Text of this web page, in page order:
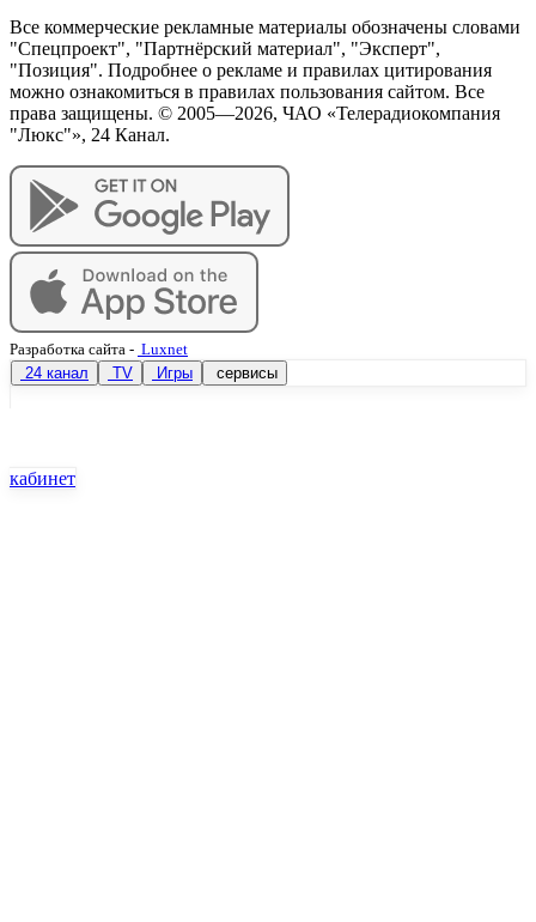
Все коммерческие рекламные материалы обозначены словами
"Спецпроект", "Партнёрский материал", "Эксперт",
"Позиция". Подробнее о рекламе и правилах цитирования
можно ознакомиться в правилах пользования сайтом. Все
права защищены. © 2005—2026, ЧАО «Телерадиокомпания
"Люкс"», 24 Канал.
Разработка сайта - Luxnet
24 канал
TV Игры сервисы
кабинет